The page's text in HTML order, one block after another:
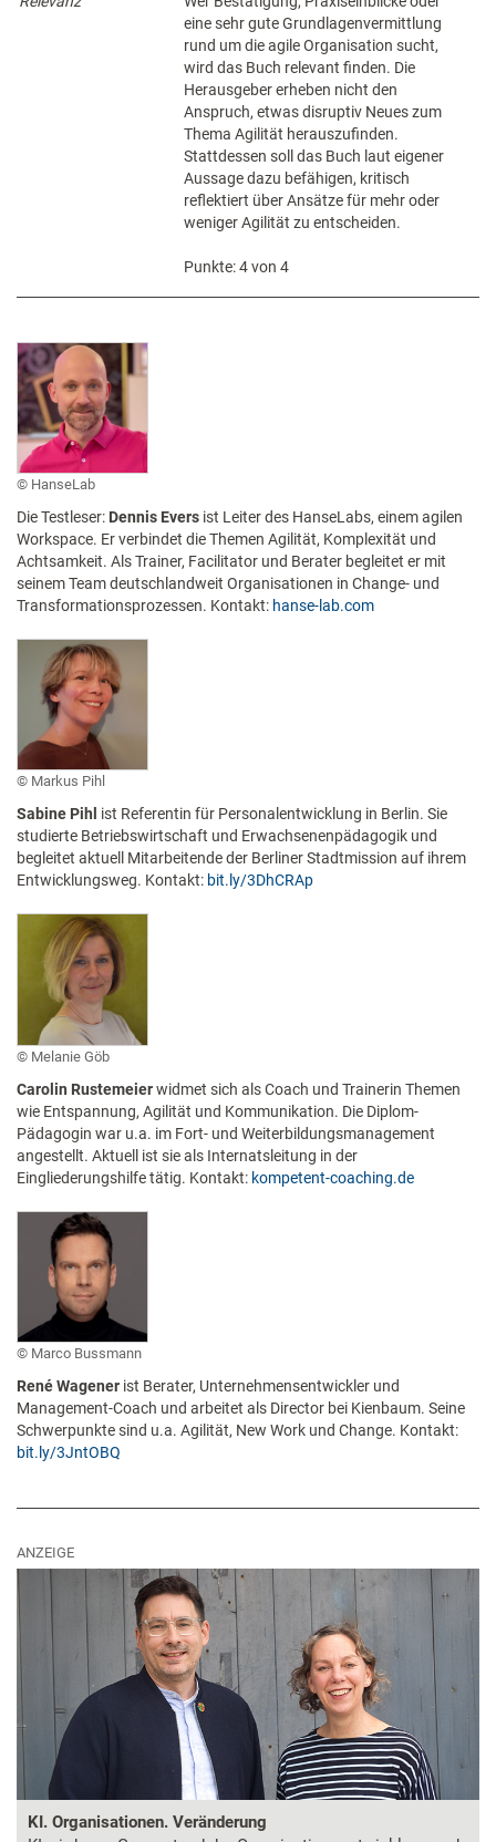
eine sehr gute Grundlagenvermittlung
rund um die agile Organisation sucht,
wird das Buch relevant finden. Die
Herausgeber erheben nicht den
Anspruch, etwas disruptiv Neues zum
Thema Agilität herauszufinden.
Stattdessen soll das Buch laut eigener
Aussage dazu befähigen, kritisch
reflektiert über Ansätze für mehr oder
weniger Agilität zu entscheiden.
Punkte: 4 von 4
HanseLab
Die Testleser: Dennis Evers ist Leiter des HanseLabs, einem agilen
Workspace. Er verbindet die Themen Agilität, Komplexität und
Achtsamkeit. Als Trainer, Facilitator und Berater begleitet er mit
seinem Team deutschlandweit Organisationen in Change- und
Transformationsprozessen. Kontakt: hanse-lab.com
Markus Pihl
Sabine Pihl ist Referentin für Personalentwicklung in Berlin. Sie
studierte Betriebswirtschaft und Erwachsenenpädagogik und
begleitet aktuell Mitarbeitende der Berliner Stadtmission auf ihrem
Entwicklungsweg. Kontakt: bit.ly/3DhCRAp
Melanie Göb
Carolin Rustemeierwidmet sich als Coach und Trainerin Themen
wie Entspannung, Agilität und Kommunikation. Die Diplom-
Pädagogin war u.a. im Fort- und Weiterbildungsmanagement
angestellt. Aktuell ist sie als Internatsleitung in der
Eingliederungshilfe tätig. Kontakt: kompetent-coaching.de
Marco Bussmann
René Wagener ist Berater, Unternehmensentwickler und
Management-Coach und arbeitet als Director bei Kienbaum. Seine
Schwerpunkte sind u.a. Agilität, New Work und Change. Kontakt:
bit.ly/3JntOBQ
ANZEIGE
KI. Organisationen. Veränderung